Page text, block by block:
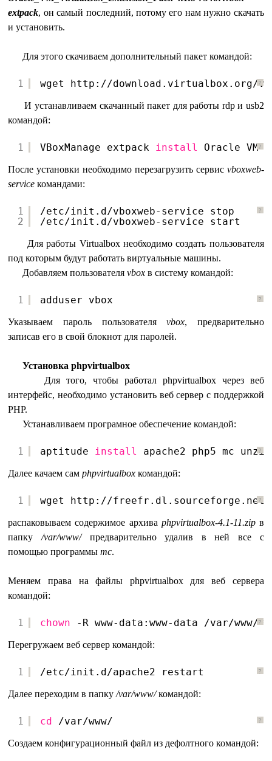
extpack, он самый последний, потому его нам нужно скачать
и установить.
Для этого скачиваем дополнительный пакет командой:
?
1 wget http: //download .virtualbox.org/
И устанавливаем скачанный пакет для работы rdp и usb2
командой:
?
1 VBoxManage extpack install
После установки необходимо перезагрузить сервис vboxweb-
service командами:
?
1
2
/etc/init .d /vboxweb-service
stop
/etc/init .d /vboxweb-service start
Для работы Virtualbox необходимо создать пользователя
под которым будут работать виртуальные машины.
Добавляем пользователяvbox в систему командой:
?
1 adduser vbox
Указываем пароль пользователяvbox, предварительно
записав его в свой блокнот для паролей.
Установка phpvirtualbox
Для того, чтобы работал phpvirtualbox через веб
интерфейс, необходимо установить веб сервер с поддержкой
PHP.
Устанавливаем програмное обеспечение командой:
?
1 aptitude install apache2 php5 mc
Далее качаем самphpvirtualbox командой:
?
1 wget http: //freefr .dl.sourceforge.net
распаковываем содержимое архива phpvirtualbox-4.1-11.zipв
папку /var/www/предварительно удалив в ней все с
помощью программыmc.
Меняем права на файлы phpvirtualbox для веб сервера
командой:
?
1 chown -R www-data:www-data /var/www/*
Перегружаем веб сервер командой:
?
1 /etc/init .d /apache2 restart
Далее переходим в папку/var/www/командой:
?
1 cd /var/www/
Создаем конфигурационный файл из дефолтного командой: